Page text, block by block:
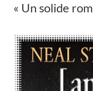
« Un solide